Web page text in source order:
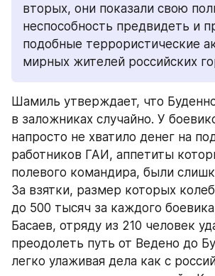
вторых, они показали свою
неспособность предвидеть и
подобные террористические
мирных жителей российских
Шамиль утверждает, что
в заложниках случайно. У
напросто не хватило денег на
работников ГАИ, аппетиты
полевого командира, были
За взятки, размер которых
до 500 тысяч за каждого
Басаев, отряду из 210 человек
преодолеть путь от Ведено до
легко улаживая дела как с